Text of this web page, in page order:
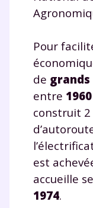
Pour
de
entre 1960
construit
est
accueille
1974.